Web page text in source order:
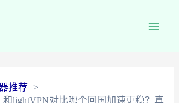
推荐
lightVPN对比哪个回国加速更稳？真